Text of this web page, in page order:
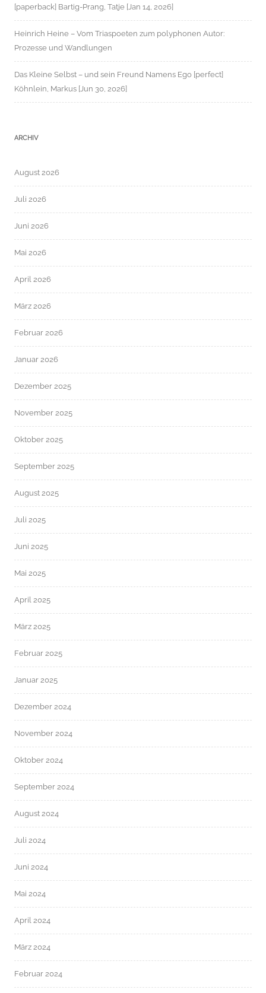
[paperback] Bartig-Prang, Tatje [Jan 14, 2026]
Heinrich Heine – Vom Triaspoeten zum polyphonen Autor:
Prozesse und Wandlungen
Das Kleine Selbst – und sein Freund Namens Ego [perfect]
Köhnlein, Markus [Jun 30, 2026]
ARCHIV
August 2026
Juli 2026
Juni 2026
Mai 2026
April 2026
März 2026
Februar 2026
Januar 2026
Dezember 2025
November 2025
Oktober 2025
September 2025
August 2025
Juli 2025
Juni 2025
Mai 2025
April 2025
März 2025
Februar 2025
Januar 2025
Dezember 2024
November 2024
Oktober 2024
September 2024
August 2024
Juli 2024
Juni 2024
Mai 2024
April 2024
März 2024
Februar 2024